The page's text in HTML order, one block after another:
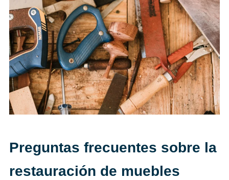
Preguntas frecuentes sobre la
restauración de muebles